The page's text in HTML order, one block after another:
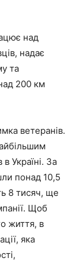
над
надає
та
200 км
ветеранів.
Україні. За
понад 10,5
8 тисяч, ще
Щоб
життя, в
яка